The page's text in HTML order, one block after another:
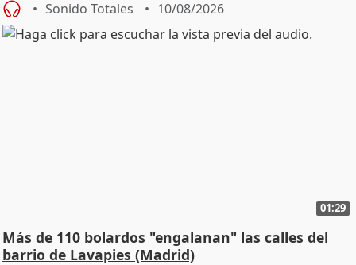
Sonido Totales 10/08/2026
01:29
Más de 110 bolardos "engalanan" las calles del
barrio de Lavapies (Madrid)